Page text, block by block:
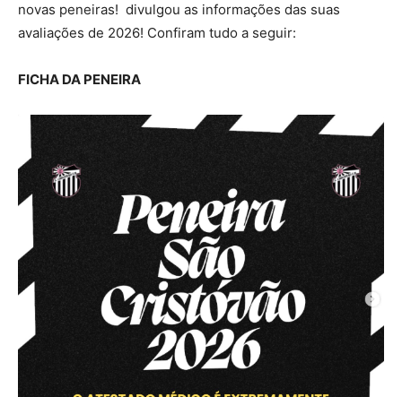
novas peneiras! divulgou as informações das suas
avaliações de 2026! Confiram tudo a seguir:
FICHA DA PENEIRA